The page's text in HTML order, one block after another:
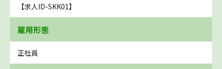
【求人ID-SKK01】
雇用形態
正社員